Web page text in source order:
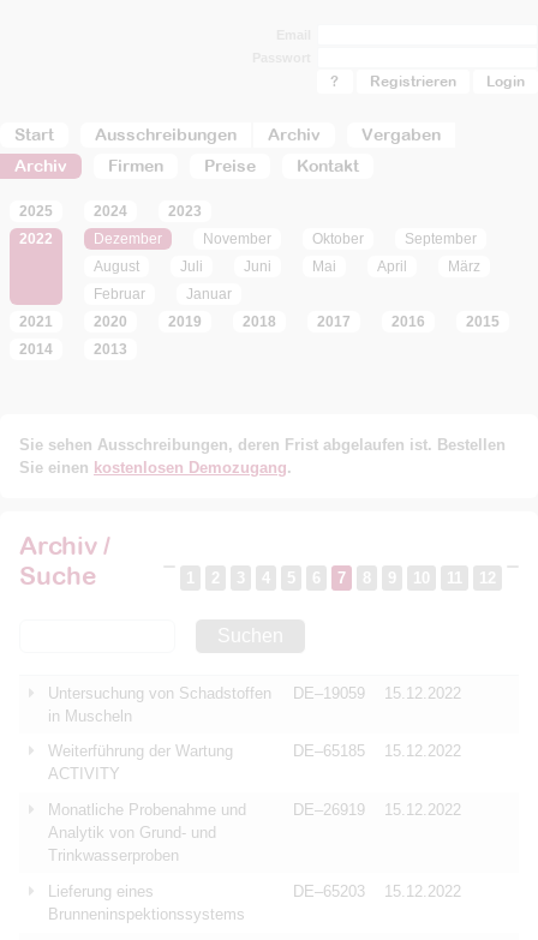
Start Ausschreibungen Archiv
Vergaben
Archiv
Firmen Preise Kontakt
? Registrieren
2025 2024
2023
2022
Dezember November Oktober
September
August
Juli Juni Mai April
März
Februar
Januar
2021
2020 2019 2018 2017 2016
2015
2014
2013
Sie sehen Ausschreibungen, deren Frist abgelaufen ist. Bestellen
Sie einen kostenlosen Demozugang.
Archiv /
Suche
1 2 3 4 5 6 7 8 9 10 11 12
Suchen
Untersuchung von Schadstoffen
in Muscheln
DE–19059 15.12.2022
Weiterführung der Wartung
ACTIVITY
DE–65185 15.12.2022
Monatliche Probenahme und
Analytik von Grund- und
Trinkwasserproben
DE–26919 15.12.2022
Lieferung eines
Brunneninspektionssystems
DE–65203 15.12.2022